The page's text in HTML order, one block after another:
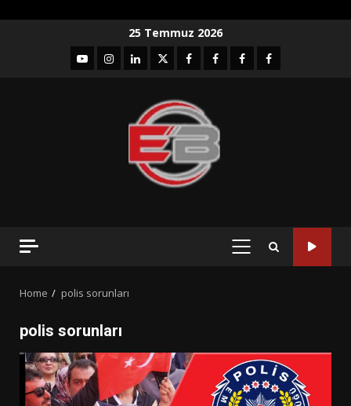
25 Temmuz 2026
YouTubeInstagram
LinkedIntwitterfacebook-Facebook-
Facebook-Facebook-
PRIMARY
Home polis sorunları
polis sorunları